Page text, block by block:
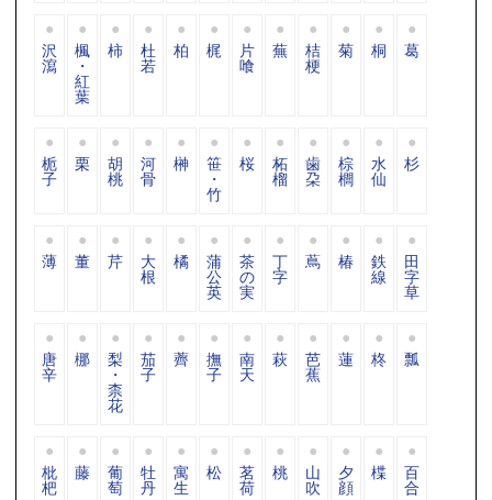
沢
瀉
楓
・
紅
葉
柿 杜
若
柏 梶 片
喰
蕪 桔
梗
菊 桐 葛
栀
子
栗 胡
桃
河
骨
榊 笹
・
竹
桜 柘
榴
歯
朶
棕
櫚
水
仙
杉
薄 董 芹 大
根
橘 蒲
公
英
茶
の
実
丁
字
蔦 椿 鉄
線
田
字
草
唐
辛
梛 梨
・
柰
花
茄
子
薺 撫
子
南
天
萩 芭
蕉
蓮 柊 瓢
枇
杷
藤 葡
萄
牡
丹
寓
生
松 茗
荷
桃 山
吹
夕
顔
楪 百
合